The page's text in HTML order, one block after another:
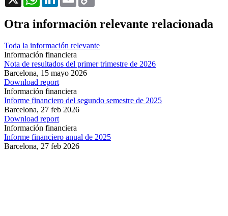
Otra información relevante relacionada
Toda la información relevante
Información financiera
Nota de resultados del primer trimestre de 2026
Barcelona, 15 mayo 2026
Download report
Información financiera
Informe financiero del segundo semestre de 2025
Barcelona, 27 feb 2026
Download report
Información financiera
Informe financiero anual de 2025
Barcelona, 27 feb 2026